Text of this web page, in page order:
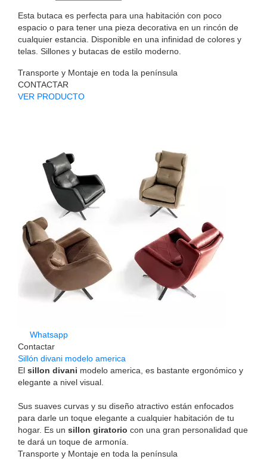
Esta butaca es perfecta para una habitación con poco
espacio o para tener una pieza decorativa en un rincón de
cualquier estancia. Disponible en una infinidad de colores y
telas. Sillones y butacas de estilo moderno.
Transporte y Montaje en toda la península
CONTACTAR
VER PRODUCTO
Whatsapp
Contactar
Sillón divani modelo america
El sillon divani modelo america, es bastante ergonómico y
elegante a nivel visual.
Sus suaves curvas y su diseño atractivo están enfocados
para darle un toque elegante a cualquier habitación de tu
hogar. Es un sillon giratorio con una gran personalidad que
te dará un toque de armonía.
Transporte y Montaje en toda la península